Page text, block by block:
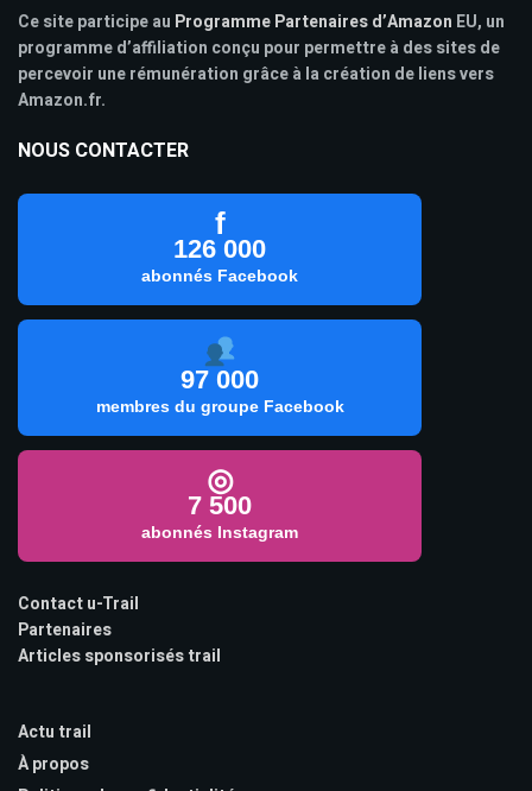
Ce site participe au Programme Partenaires d’Amazon EU, un
programme d’affiliation conçu pour permettre à des sites de
percevoir une rémunération grâce à la création de liens vers
Amazon.fr.
NOUS CONTACTER
f
126 000
abonnés Facebook
97 000
membres du groupe Facebook
◎
7 500
abonnés Instagram
Contact u-Trail
Partenaires
Articles sponsorisés trail
Actu trail
À propos